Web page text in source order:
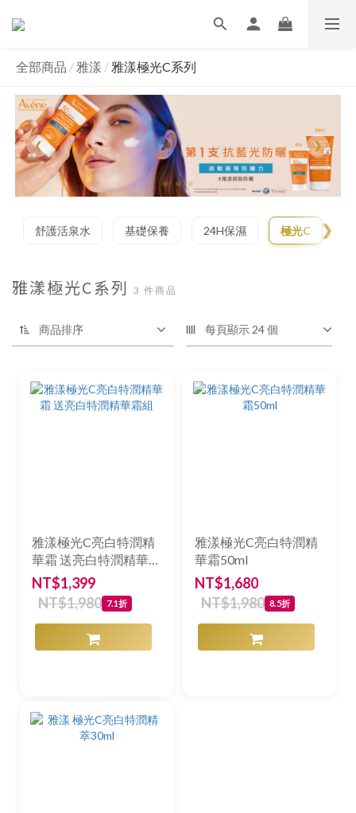
全部商品 / 雅漾 / 雅漾極光C系列
雅漾極光C系列 3 件商品
商品排序 每頁顯示 24 個
❮ ❯
舒護活泉水 基礎保養 24H保濕 極光C
雅漾極光C亮白特潤精
華霜 送亮白特潤精華霜
組
NT$1,399
NT$1,980 7.1折
雅漾極光C亮白特潤精
華霜50ml
NT$1,680
NT$1,980 8.5折